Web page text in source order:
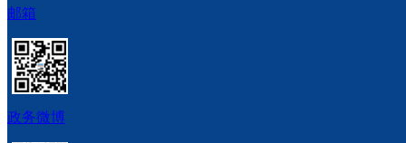
邮箱
政务微博